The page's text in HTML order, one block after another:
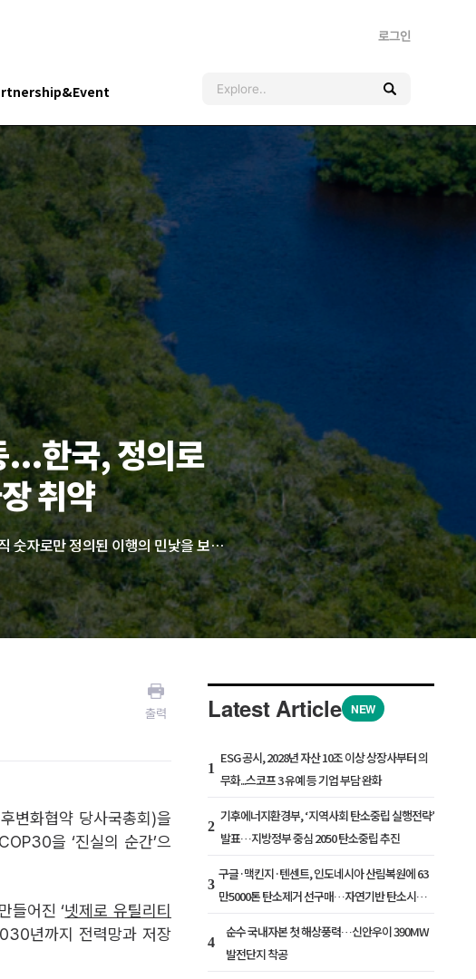
로그인
...한국, 정의로
취약
COP30의 공식 결과 보고서는 녹색 성장을 둘러싼 새로운 불평등 구조와 아직 숫자로만 정의된 이행의 민낯을 보여줬다. 한국은 COP30이 제시하는 거대한 그림을 따라잡기엔 아직 갈 길이 멀다. 국가온실가스감축목표(NDC)와 중장기 계획에서 이들을 통합적으로 조정하는 ‘행동 어젠다’도 보이지 않는다. 한국 언론은 외교 성과나 정쟁의 측면에 머물지 않고 국내 전력망·도시계획·농업·사회보호 정책에 어떻게, 언제까지 반영돼야 하는지 끈질기게 묻는 일을 제대로 시작해야 한다.
출력
변화협약 당사국총회)을
을 ‘진실의 순간’으
들어진 ‘넷제로 유틸리티
년까지 전력망과 저장
Latest Article NEW
1
ESG 공시, 2028년 자산 10조 이상 상장사부터 의
무화...스코프 3 유예 등 기업 부담 완화
2
기후에너지환경부, ‘지역사회 탄소중립 실행전략’
발표…지방정부 중심 2050 탄소중립 추진
3
구글·맥킨지·텐센트, 인도네시아 산림복원에 63
만5000톤 탄소제거 선구매…자연기반 탄소시장
4
순수 국내자본 첫 해상풍력…신안우이 390MW
발전단지 착공